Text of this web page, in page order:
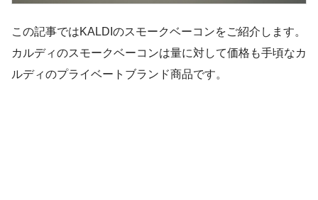
この記事ではKALDIのスモークベーコンをご紹介します。
カルディのスモークベーコンは量に対して価格も手頃なカ
ルディのプライベートブランド商品です。